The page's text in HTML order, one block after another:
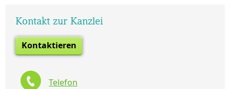
Kontakt zur Kanzlei
Kontaktieren
Telefon